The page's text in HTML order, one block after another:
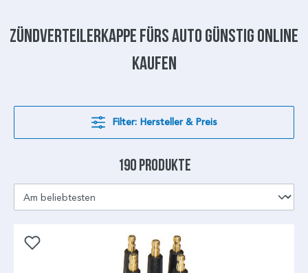
Zündverteilerkappe fürs Auto günstig online
kaufen
Filter: Hersteller & Preis
190 Produkte